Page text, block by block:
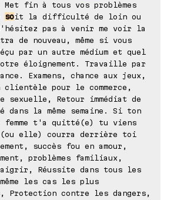
Met fin à tous vos problèmes
soit la difficulté de loin ou
pas à venir me voir la
de nouveau, même si vous
par un autre médium et quel
éloignement. Travaille par
Examens, chance aux jeux,
pour le commerce,
sexuelle, Retour immédiat de
dans la même semaine. Si ton
femme t'a quitté(e) tu viens
elle) courra derrière toi
succès fou en amour,
problèmes familiaux,
Réussite dans tous les
les cas les plus
Protection contre les dangers,